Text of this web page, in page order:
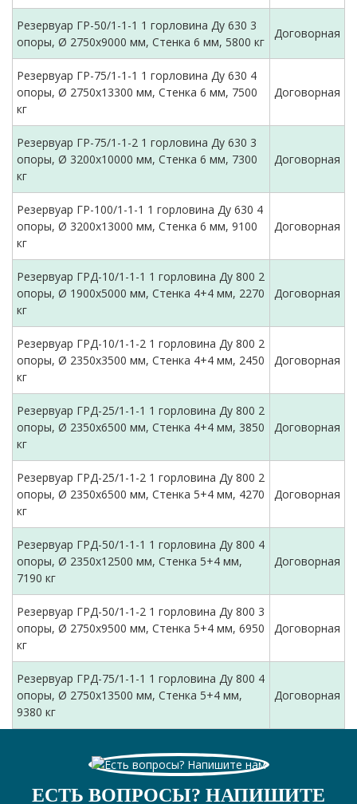
Резервуар ГР-50/1-1-1 1 горловина Ду 630 3
опоры, Ø 2750х9000 мм, Стенка 6 мм, 5800 кг
Договорная
Резервуар ГР-75/1-1-1 1 горловина Ду 630 4
опоры, Ø 2750х13300 мм, Стенка 6 мм, 7500
кг
Договорная
Резервуар ГР-75/1-1-2 1 горловина Ду 630 3
опоры, Ø 3200х10000 мм, Стенка 6 мм, 7300
кг
Договорная
Резервуар ГР-100/1-1-1 1 горловина Ду 630 4
опоры, Ø 3200х13000 мм, Стенка 6 мм, 9100
кг
Договорная
Резервуар ГРД-10/1-1-1 1 горловина Ду 800 2
опоры, Ø 1900х5000 мм, Стенка 4+4 мм, 2270
кг
Договорная
Резервуар ГРД-10/1-1-2 1 горловина Ду 800 2
опоры, Ø 2350х3500 мм, Стенка 4+4 мм, 2450
кг
Договорная
Резервуар ГРД-25/1-1-1 1 горловина Ду 800 2
опоры, Ø 2350х6500 мм, Стенка 4+4 мм, 3850
кг
Договорная
Резервуар ГРД-25/1-1-2 1 горловина Ду 800 2
опоры, Ø 2350х6500 мм, Стенка 5+4 мм, 4270
кг
Договорная
Резервуар ГРД-50/1-1-1 1 горловина Ду 800 4
опоры, Ø 2350х12500 мм, Стенка 5+4 мм,
7190 кг
Договорная
Резервуар ГРД-50/1-1-2 1 горловина Ду 800 3
опоры, Ø 2750х9500 мм, Стенка 5+4 мм, 6950
кг
Договорная
Резервуар ГРД-75/1-1-1 1 горловина Ду 800 4
опоры, Ø 2750х13500 мм, Стенка 5+4 мм,
9380 кг
Договорная
ЕСТЬ ВОПРОСЫ? НАПИШИТЕ